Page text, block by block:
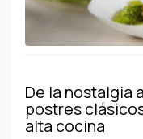
De la nostalgia
postres
alta cocina